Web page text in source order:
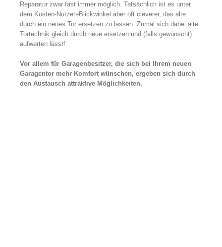
Reparatur zwar fast immer möglich. Tatsächlich ist es unter
dem Kosten-Nutzen-Blickwinkel aber oft cleverer, das alte
durch ein neues Tor ersetzen zu lassen. Zumal sich dabei alte
Tortechnik gleich durch neue ersetzen und (falls gewünscht)
aufwerten lässt!
Vor allem für Garagenbesitzer, die sich bei Ihrem neuen
Garagentor mehr Komfort wünschen, ergeben sich durch
den Austausch attraktive Möglichkeiten.